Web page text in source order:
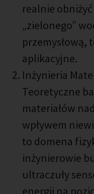
realnie
„zielonego”
przemysłową,
aplikacyjne.
Inżynieria
Teoretyczne
materiałów
wpływem
to domena
inżynierowie
ultraczuły
energii na